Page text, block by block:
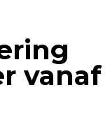
vanaf